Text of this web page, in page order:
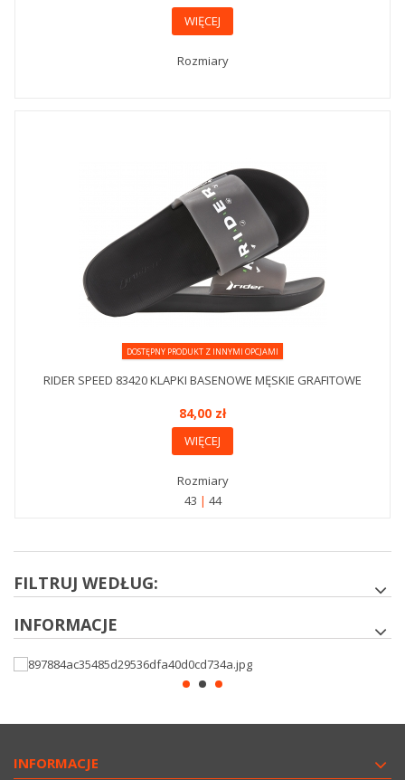
WIĘCEJ
Rozmiary
DOSTĘPNY PRODUKT Z INNYMI OPCJAMI
RIDER SPEED 83420 KLAPKI BASENOWE MĘSKIE GRAFITOWE
84,00 zł
WIĘCEJ
Rozmiary
43
44
FILTRUJ WEDŁUG:
INFORMACJE
INFORMACJE